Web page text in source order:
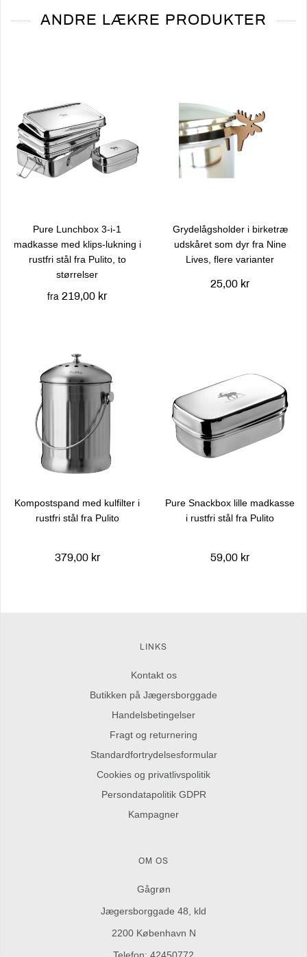
ANDRE LÆKRE PRODUKTER
Pure Lunchbox 3-i-1
madkasse med klips-lukning i
rustfri stål fra Pulito, to
størrelser
fra 219,00 kr
Grydelågsholder i birketræ
udskåret som dyr fra Nine
Lives, flere varianter
25,00 kr
Kompostspand med kulfilter i
rustfri stål fra Pulito
379,00 kr
Pure Snackbox lille madkasse
i rustfri stål fra Pulito
59,00 kr
LINKS
Kontakt os
Butikken på Jægersborggade
Handelsbetingelser
Fragt og returnering
Standardfortrydelsesformular
Cookies og privatlivspolitik
Persondatapolitik GDPR
Kampagner
OM OS
Gågrøn
Jægersborggade 48, kld
2200 København N